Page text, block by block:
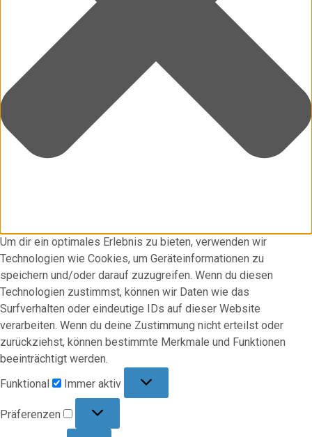
Um dir ein optimales Erlebnis zu bieten, verwenden wir
Technologien wie Cookies, um Geräteinformationen zu
speichern und/oder darauf zuzugreifen. Wenn du diesen
Technologien zustimmst, können wir Daten wie das
Surfverhalten oder eindeutige IDs auf dieser Website
verarbeiten. Wenn du deine Zustimmung nicht erteilst oder
zurückziehst, können bestimmte Merkmale und Funktionen
beeinträchtigt werden.
Funktional
Immer aktiv
Präferenzen